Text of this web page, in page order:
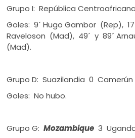
Grupo I: República
Goles: 9´ Hugo Gambor (Rep),
Raveloson (Mad), 49´ y 89´
(Mad).
Grupo D: Suazilandia 0
Goles: No hubo.
Grupo G:Mozambique 3